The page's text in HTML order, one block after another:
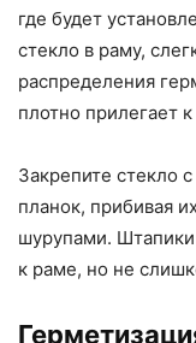
где будет
стекло в раму,
распределения
плотно прилегает
Закрепите стекло
планок, прибивая
шурупами.
к раме, но не